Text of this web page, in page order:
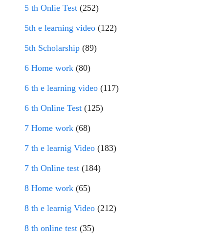
5 th Onlie Test (252)
5th e learning video (122)
5th Scholarship (89)
6 Home work (80)
6 th e learning video (117)
6 th Online Test (125)
7 Home work (68)
7 th e learnig Video (183)
7 th Online test (184)
8 Home work (65)
8 th e learnig Video (212)
8 th online test (35)